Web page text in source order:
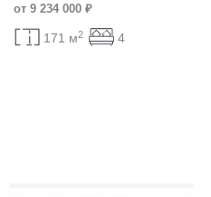
от 9 234 000 ₽
171 м2 4